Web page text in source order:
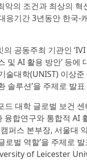
악의 조건과 최상의
응기간 3년동안 한국-
공동주최 기관인
및 AI 활용 방안’ 등
술대학(UNIST) 이상
솔루션’을 주제로 발
드 대학 글로벌 보건
합연구와 통합적 AI
퍼스 본부장, 서울대
벌 역할’을 주제로
of Leicester